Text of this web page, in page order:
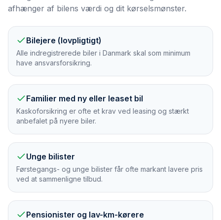
afhænger af bilens værdi og dit kørselsmønster.
Bilejere (lovpligtigt)
Alle indregistrerede biler i Danmark skal som minimum
have ansvarsforsikring.
Familier med ny eller leaset bil
Kaskoforsikring er ofte et krav ved leasing og stærkt
anbefalet på nyere biler.
Unge bilister
Førstegangs- og unge bilister får ofte markant lavere pris
ved at sammenligne tilbud.
Pensionister og lav-km-kørere